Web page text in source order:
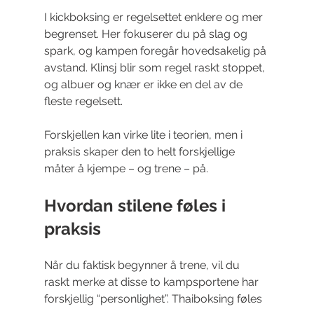
I kickboksing er regelsettet enklere og mer
begrenset. Her fokuserer du på slag og
spark, og kampen foregår hovedsakelig på
avstand. Klinsj blir som regel raskt stoppet,
og albuer og knær er ikke en del av de
fleste regelsett.
Forskjellen kan virke lite i teorien, men i
praksis skaper den to helt forskjellige
måter å kjempe – og trene – på.
Hvordan stilene føles i
praksis
Når du faktisk begynner å trene, vil du
raskt merke at disse to kampsportene har
forskjellig “personlighet”. Thaiboksing føles